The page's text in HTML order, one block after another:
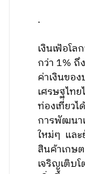
.
เงินเฟ้อโ
กว่า​ 1%
ค่าเงินขอ
เศรษฐ​ไท
ท่องเที่ยว
การพัฒนา​
ใหม่​ๆ​ และ
สินค้าเกษ
เจริญ​เติบ